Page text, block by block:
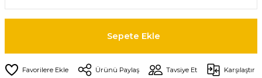
Sepete Ekle
Ürünü Paylaş Tavsiye Et Karşılaştır